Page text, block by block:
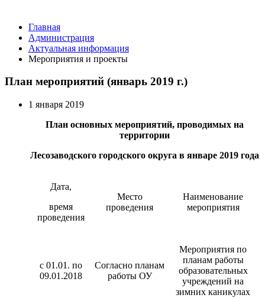
Главная
Администрация
Актуальная информация
Мероприятия и проекты
План мероприятий (январь 2019 г.)
1 января 2019
План основных мероприятий, проводимых на
территории
Лесозаводского городского округа в январе 2019 года
Дата,
время
проведения
Место
проведения
Наименование
мероприятия
с 01.01. по
09.01.2018
Согласно планам
работы ОУ
Мероприятия по
планам работы
образовательных
учреждений на
зимних каникулах